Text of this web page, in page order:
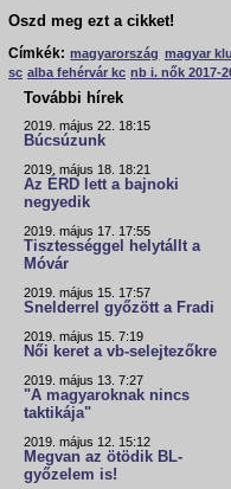
Oszd meg ezt a cikket!
Címkék: magyarország magyar
sc alba fehérvár kc nb i. nők 2017-
További hírek
2019. május 22. 18:15
Búcsúzunk
2019. május 18. 18:21
Az ÉRD lett a bajnoki
negyedik
2019. május 17. 17:55
Tisztességgel helytállt a
Móvár
2019. május 15. 17:57
Snelderrel győzött a Fradi
2019. május 15. 7:19
Női keret a vb-selejtezőkre
2019. május 13. 7:27
"A magyaroknak nincs
taktikája"
2019. május 12. 15:12
Megvan az ötödik BL-
győzelem is!